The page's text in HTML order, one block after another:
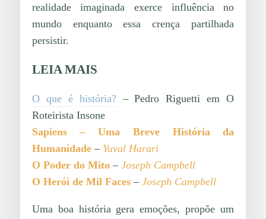
realidade imaginada exerce influência no
mundo enquanto essa crença partilhada
persistir.
LEIA MAIS
O que é história? – Pedro Riguetti em O
Roteirista Insone
Sapiens – Uma Breve História da
Humanidade– Yuval Harari
O Poder do Mito– Joseph Campbell
O Herói de Mil Faces– Joseph Campbell
Uma boa história gera emoções, propõe um